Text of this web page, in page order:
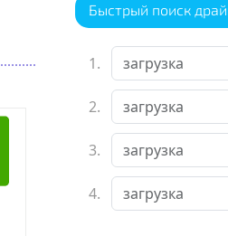
Быстрый поиск
1.
2.
3.
4.